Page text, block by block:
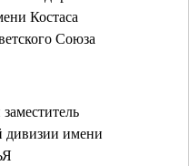
Костаса
Союза
дивизии имени